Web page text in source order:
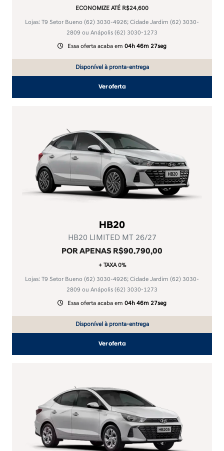
ECONOMIZE ATÉ R$24.600
Lojas: T9 Setor Bueno (62) 3030-4926; Cidade Jardim (62) 3030-
2809 ou Anápolis (62) 3030-1273
Essa oferta acaba em 04h 46m 27seg
Disponível à pronta-entrega
Ver oferta
HB20
HB20 LIMITED MT 26/27
POR APENAS R$90.790,00
+ TAXA 0%
Lojas: T9 Setor Bueno (62) 3030-4926; Cidade Jardim (62) 3030-
2809 ou Anápolis (62) 3030-1273
Essa oferta acaba em 04h 46m 27seg
Disponível à pronta-entrega
Ver oferta